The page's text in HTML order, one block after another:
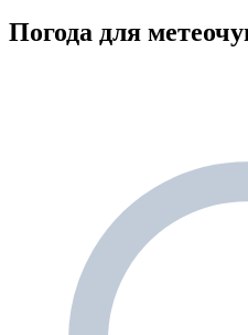
Погода для